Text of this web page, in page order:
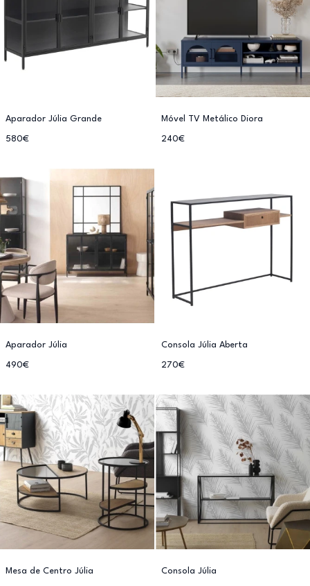
Aparador Júlia Grande
580€
Móvel TV Metálico Diora
240€
Aparador Júlia
490€
Consola Júlia Aberta
270€
Mesa de Centro Júlia Consola Júlia